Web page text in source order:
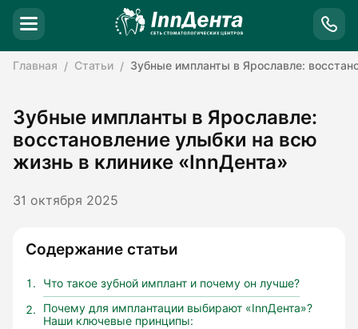
Главная Статьи Зубные импланты в Ярославле:
Зубные импланты в Ярославле:
восстановление улыбки на всю
жизнь в клинике «InnДента»
31 октября 2025
Содержание статьи
Что такое зубной имплант и почему он лучше?
Почему для имплантации выбирают «InnДента»?
Наши ключевые принципы: